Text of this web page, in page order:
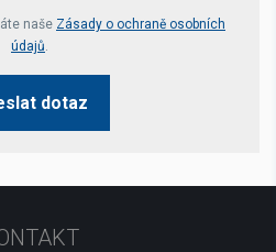
naše Zásady o ochraně osobních
údajů.
dotaz